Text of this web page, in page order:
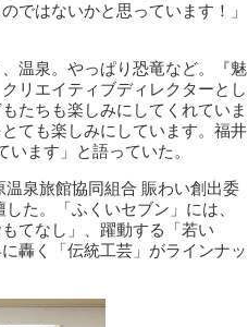
ではないかと思っています！」
温泉。やっぱり恐竜など。『魅
リエイティブディレクターとし
たちも楽しみにしてくれていま
ても楽しみにしています。福井
ます」と語っていた。
泉旅館協同組合 賑わい創出委
た。「ふくいセブン」には、
てなし」、躍動する「若い
轟く「伝統工芸」がラインナッ